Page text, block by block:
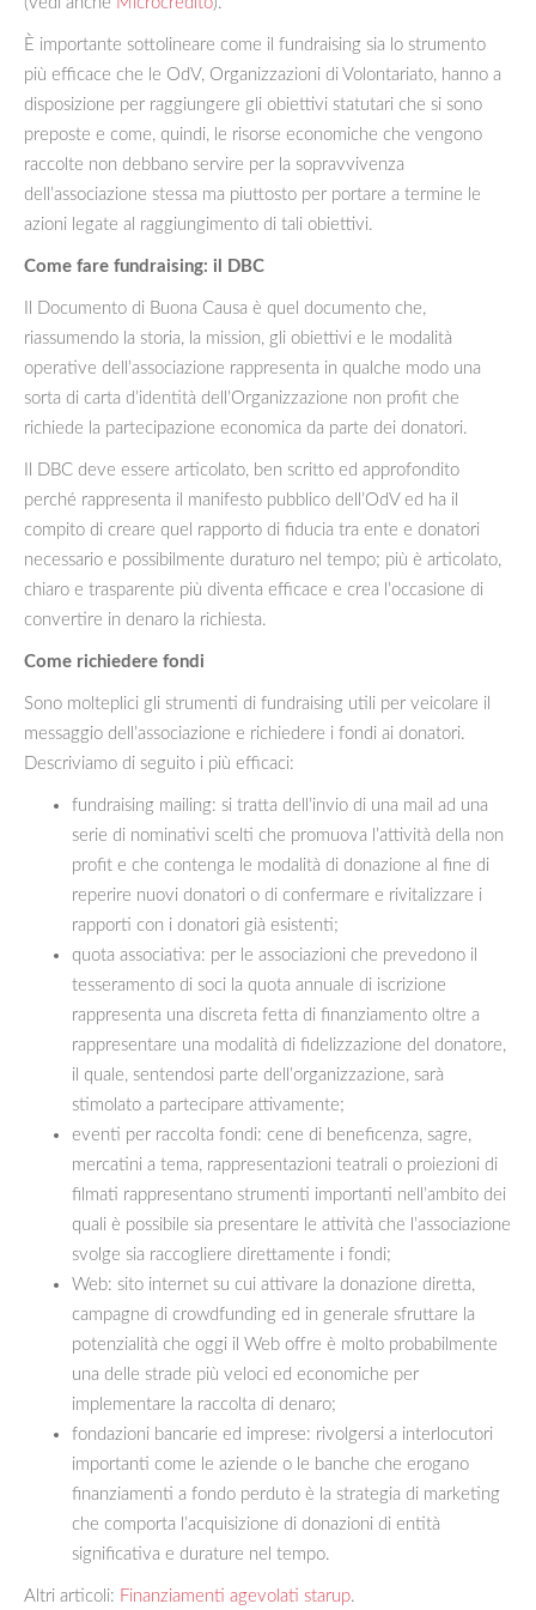
È importante sottolineare come il fundraising sia lo strumento
più efficace che le OdV, Organizzazioni di Volontariato, hanno a
disposizione per raggiungere gli obiettivi statutari che si sono
preposte e come, quindi, le risorse economiche che vengono
raccolte non debbano servire per la sopravvivenza
dell’associazione stessa ma piuttosto per portare a termine le
azioni legate al raggiungimento di tali obiettivi.
Come fare fundraising: il DBC
Il Documento di Buona Causa è quel documento che,
riassumendo la storia, la mission, gli obiettivi e le modalità
operative dell’associazione rappresenta in qualche modo una
sorta di carta d’identità dell’Organizzazione non profit che
richiede la partecipazione economica da parte dei donatori.
Il DBC deve essere articolato, ben scritto ed approfondito
perché rappresenta il manifesto pubblico dell’OdV ed ha il
compito di creare quel rapporto di fiducia tra ente e donatori
necessario e possibilmente duraturo nel tempo; più è articolato,
chiaro e trasparente più diventa efficace e crea l’occasione di
convertire in denaro la richiesta.
Come richiedere fondi
Sono molteplici gli strumenti di fundraising utili per veicolare il
messaggio dell’associazione e richiedere i fondi ai donatori.
Descriviamo di seguito i più efficaci:
fundraising mailing: si tratta dell’invio di una mail ad una
serie di nominativi scelti che promuova l’attività della non
profit e che contenga le modalità di donazione al fine di
reperire nuovi donatori o di confermare e rivitalizzare i
rapporti con i donatori già esistenti;
quota associativa: per le associazioni che prevedono il
tesseramento di soci la quota annuale di iscrizione
rappresenta una discreta fetta di finanziamento oltre a
rappresentare una modalità di fidelizzazione del donatore,
il quale, sentendosi parte dell’organizzazione, sarà
stimolato a partecipare attivamente;
eventi per raccolta fondi: cene di beneficenza, sagre,
mercatini a tema, rappresentazioni teatrali o proiezioni di
filmati rappresentano strumenti importanti nell’ambito dei
quali è possibile sia presentare le attività che l’associazione
svolge sia raccogliere direttamente i fondi;
Web: sito internet su cui attivare la donazione diretta,
campagne di crowdfunding ed in generale sfruttare la
potenzialità che oggi il Web offre è molto probabilmente
una delle strade più veloci ed economiche per
implementare la raccolta di denaro;
fondazioni bancarie ed imprese: rivolgersi a interlocutori
importanti come le aziende o le banche che erogano
finanziamenti a fondo perduto è la strategia di marketing
che comporta l’acquisizione di donazioni di entità
significativa e durature nel tempo.
Altri articoli: Finanziamenti agevolati starup.